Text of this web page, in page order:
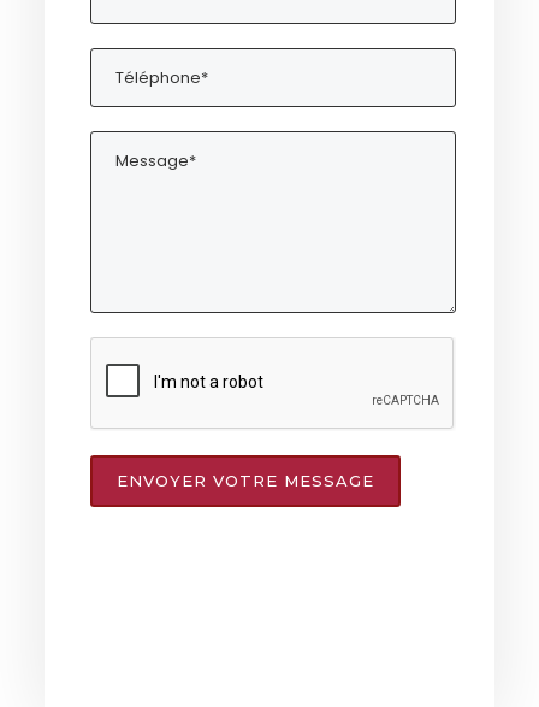
ENVOYER VOTRE MESSAGE